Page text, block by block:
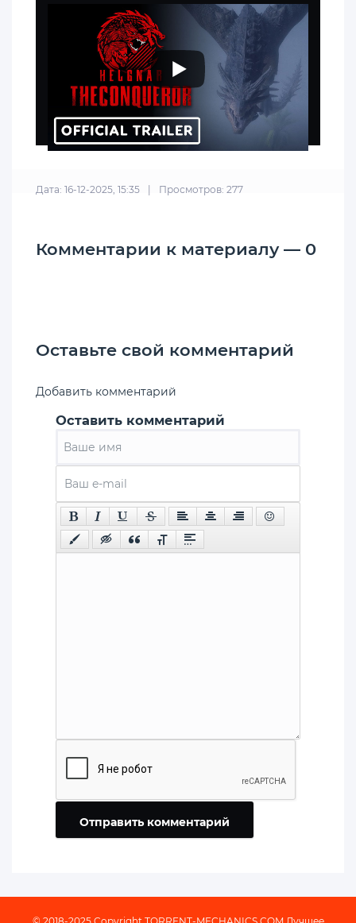
Дата: 16-12-2025, 15:35 Просмотров: 277
Комментарии к материалу — 0
Оставьте свой комментарий
Добавить комментарий
Оставить комментарий
Отправить комментарий